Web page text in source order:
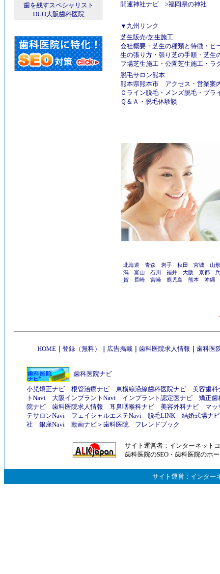
歯を残すスペシャリスト
DUO大阪歯科医院
開運神社ナビ >福岡県の神社
▼九州リンク
芝生販売/芝生施工
会社概要 ・ 芝生の種類と特徴 ・ ヒ
生の張り方 ・ 張り芝の手順 ・ 芝生
フ場芝生施工 ・ 公園芝生施工 ・ ラ
脱毛サロン熊本
熊本県熊本市
アクセス ・ 営業案
Ｏライン脱毛 ・ メンズ脱毛 ・ ブラ
Ｑ＆Ａ ・ 脱毛体験談
北海道 青森 岩手 秋田 宮城
山形
潟
富山 石川 福井 大阪 京都
賀
長崎 宮崎 鹿児島 熊本 沖縄
HOME 登録（無料） 広告掲載 歯科医院求人情報 歯科医
歯科医院ナビ
小児矯正ナビ 根管治療ナビ 東横線沿線歯科医院ナビ
美容歯科
トNavi
大阪インプラントNavi インプラント認定医ナビ
矯正歯
院ナビ
歯科医院求人情報 耳鼻咽喉科ナビ 美容外科ナビ
マッ
テサロンNavi
フェイシャルエステNavi 脱毛LINK
結婚式場ナビ
社
銀座Navi 動画ナビ ＞ 歯科医院 フレンドブック
サイト運営者： インターネット
歯科医院のSEO ・ 歯科医院のホ
サイト運営： インター